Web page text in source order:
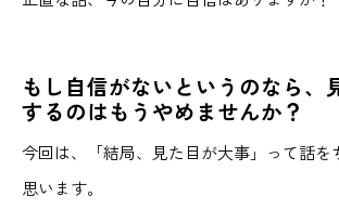
もし自信がないというのなら、
するのはもうやめませんか？
今回は、「結局、見た目が大事」って話を
思います。